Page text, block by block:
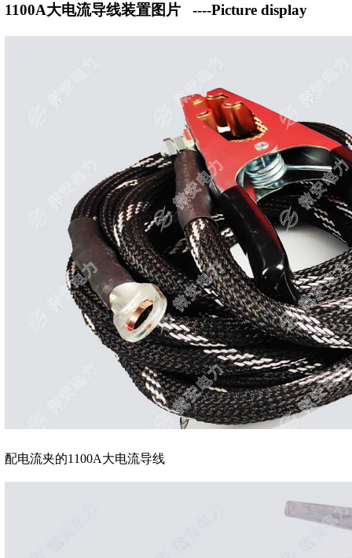
1100A大电流导线装置图片 ----Picture display
配电流夹的1100A大电流导线